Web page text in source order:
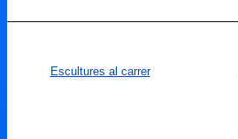
Escultures al carrer